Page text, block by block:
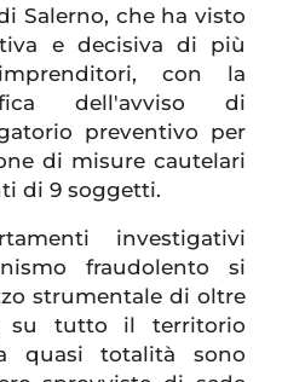
Salerno, che ha visto
e decisiva di più
con la
dell'avviso di
preventivo per
di misure cautelari
di 9 soggetti.
investigativi
fraudolento si
strumentale di oltre
su tutto il territorio
quasi totalità sono